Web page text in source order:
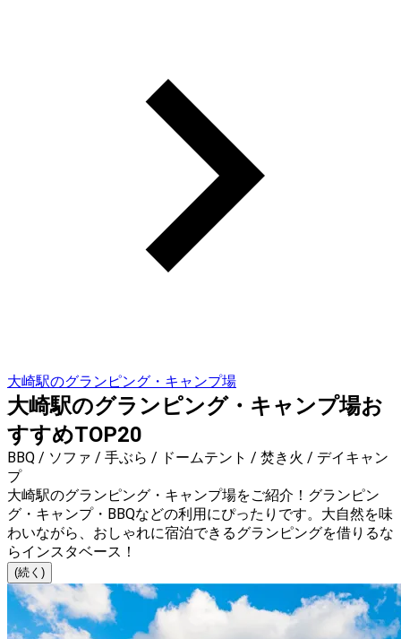
大崎駅のグランピング・キャンプ場
大崎駅のグランピング・キャンプ場お
すすめTOP20
BBQ / ソファ / 手ぶら / ドームテント / 焚き火 / デイキャン
プ
大崎駅のグランピング・キャンプ場をご紹介！グランピン
グ・キャンプ・BBQなどの利用にぴったりです。大自然を味
わいながら、おしゃれに宿泊できるグランピングを借りるな
らインスタベース！
(続く)